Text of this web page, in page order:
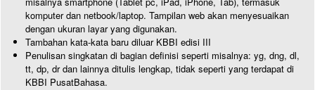
komputer dan netbook/laptop. Tampilan web akan menyesuaikan
dengan ukuran layar yang digunakan.
Tambahan kata-kata baru diluar KBBI edisi III
Penulisan singkatan di bagian definisi seperti misalnya: yg, dng, dl,
tt, dp, dr dan lainnya ditulis lengkap, tidak seperti yang terdapat di
KBBI PusatBahasa.